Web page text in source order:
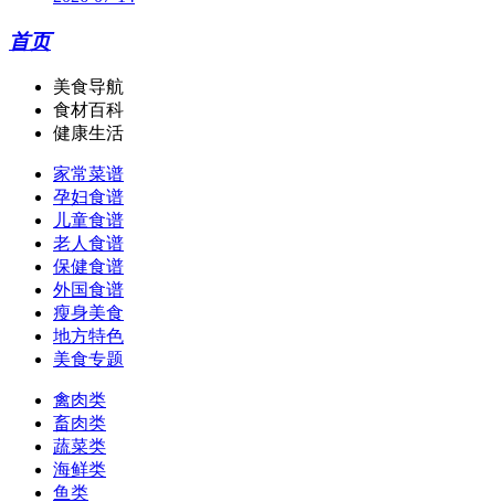
首页
美食导航
食材百科
健康生活
家常菜谱
孕妇食谱
儿童食谱
老人食谱
保健食谱
外国食谱
瘦身美食
地方特色
美食专题
禽肉类
畜肉类
蔬菜类
海鲜类
鱼类